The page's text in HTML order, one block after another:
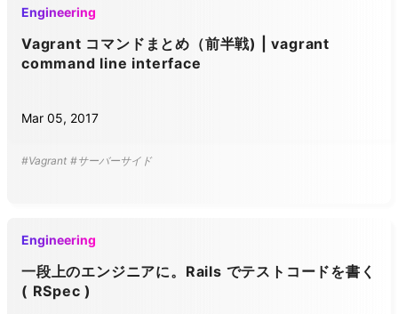
Engineering
Vagrant コマンドまとめ（前半戦) | vagrant
command line interface
Mar 05, 2017
#Vagrant #サーバーサイド
Engineering
一段上のエンジニアに。Rails でテストコードを書く
( RSpec )